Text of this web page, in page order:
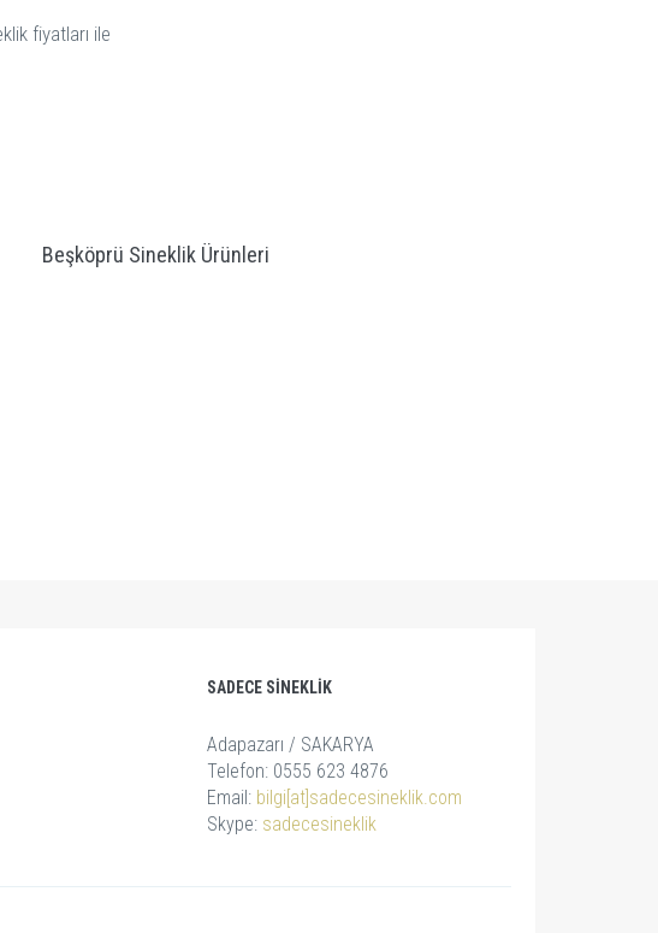
fiyatları ile
Beşköprü Sineklik Ürünleri
SADECE SINEKLIK
Adapazarı / SAKARYA
Telefon: 0555 623 4876
Email: bilgi[at]sadecesineklik.com
Skype: sadecesineklik